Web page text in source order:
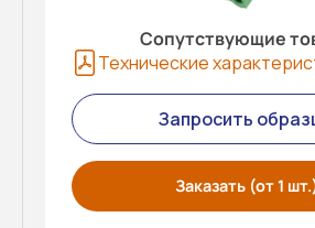
Сопутствующие
Технические
Запросить
Заказать (от 1